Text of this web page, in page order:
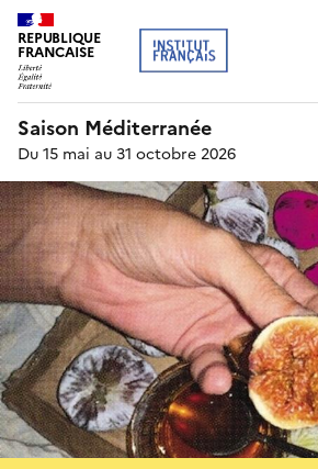
REPUBLIQUE
FRANCAISE
Saison Méditerranée
Du 15 mai au 31 octobre 2026